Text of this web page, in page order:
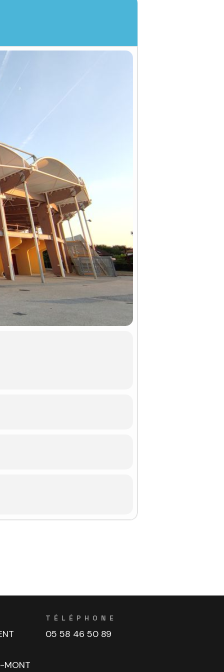
MONT
TÉLÉPHONE
05 58 46 50 89